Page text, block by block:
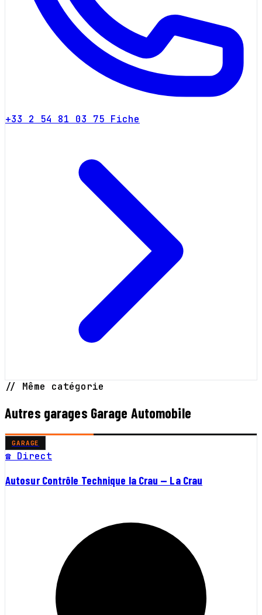
+33 2 54 81 03 75 Fiche
// Même catégorie
Autres garages Garage Automobile
GARAGE
☎ Direct
Autosur Contrôle Technique la Crau — La Crau